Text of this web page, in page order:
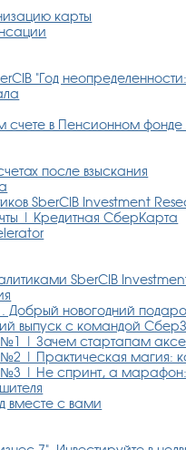
карты
"Год
счете в Пенсионном
после взыскания
SberCIB Investment
| Кредитная СберКарта
SberCIB
Добрый новогодний
выпуск с командой
№1 | Зачем стартапам
№2 | Практическая магия:
№3 | Не спринт, а марафон:
вместе с вами